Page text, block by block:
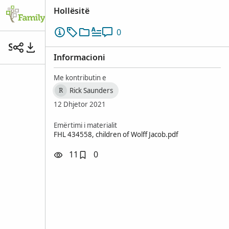
S’ka titull
Hollësitë
0
Informacioni
Me kontributin e
R
Rick Saunders
12 Dhjetor 2021
Emërtimi i materialit
FHL 434558, children of Wolff Jacob.pdf
11 0